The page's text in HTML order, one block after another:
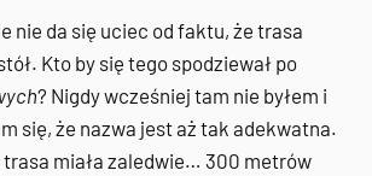
nie da się uciec od faktu, że trasa
Kto by się tego spodziewał po
? Nigdy wcześniej tam nie byłem i
się, że nazwa jest aż tak adekwatna.
miała zaledwie… 300 metrów